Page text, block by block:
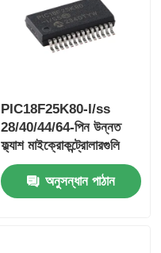
PIC18F25K80-I/ss
28/40/44/64-পিন উন্নত
ফ্ল্যাশ মাইক্রোকন্ট্রোলারগুলি
ECANTM XLP প্রযুক্তির
সাথে
অনুসন্ধান পাঠান